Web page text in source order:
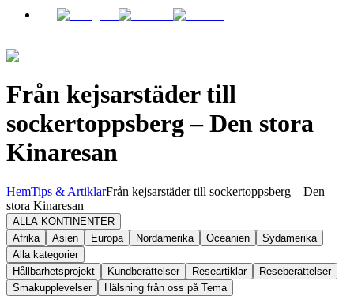
Från kejsarstäder till
sockertoppsberg – Den stora
Kinaresan
HemTips & ArtiklarFrån kejsarstäder till sockertoppsberg – Den
stora Kinaresan
ALLA KONTINENTER
Afrika
Asien Europa Nordamerika Oceanien
Sydamerika
Alla kategorier
Hållbarhetsprojekt
Kundberättelser Researtiklar
Reseberättelser
Smakupplevelser
Hälsning från oss på Tema